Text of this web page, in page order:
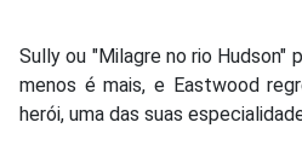
Sully ou "Milagre no rio Hudson"
menos é mais, e Eastwood
herói, uma das suas